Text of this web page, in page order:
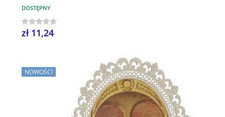
DOSTĘPNY
zł 11,24
NOWOŚCI